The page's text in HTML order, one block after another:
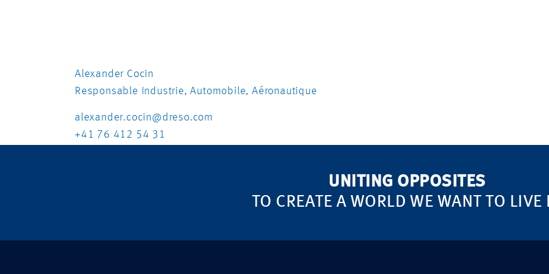
Alexander Cocin
Responsable Industrie, Automobile, Aéronautique
alexander.cocin@dreso.com
+41 76 412 54 31
UNITING OPPOSITES
TO CREATE A WORLD WE WANT TO LIVE